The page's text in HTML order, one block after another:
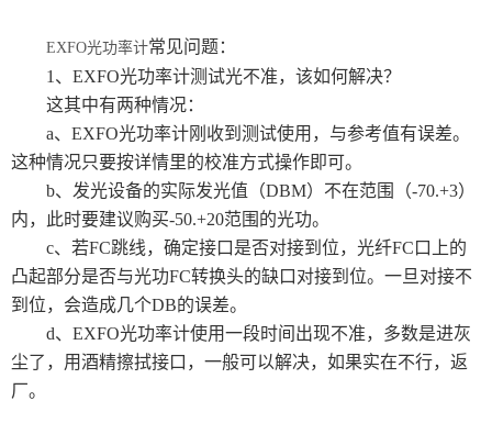
EXFO光功率计常见问题：
1、EXFO光功率计测试光不准，该如何解决？
这其中有两种情况：
a、EXFO光功率计刚收到测试使用，与参考值有误差。
这种情况只要按详情里的校准方式操作即可。
b、发光设备的实际发光值（DBM）不在范围（-70.+3）
内，此时要建议购买-50.+20范围的光功。
c、若FC跳线，确定接口是否对接到位，光纤FC口上的
凸起部分是否与光功FC转换头的缺口对接到位。一旦对接不
到位，会造成几个DB的误差。
d、EXFO光功率计使用一段时间出现不准，多数是进灰
尘了，用酒精擦拭接口，一般可以解决，如果实在不行，返
厂。